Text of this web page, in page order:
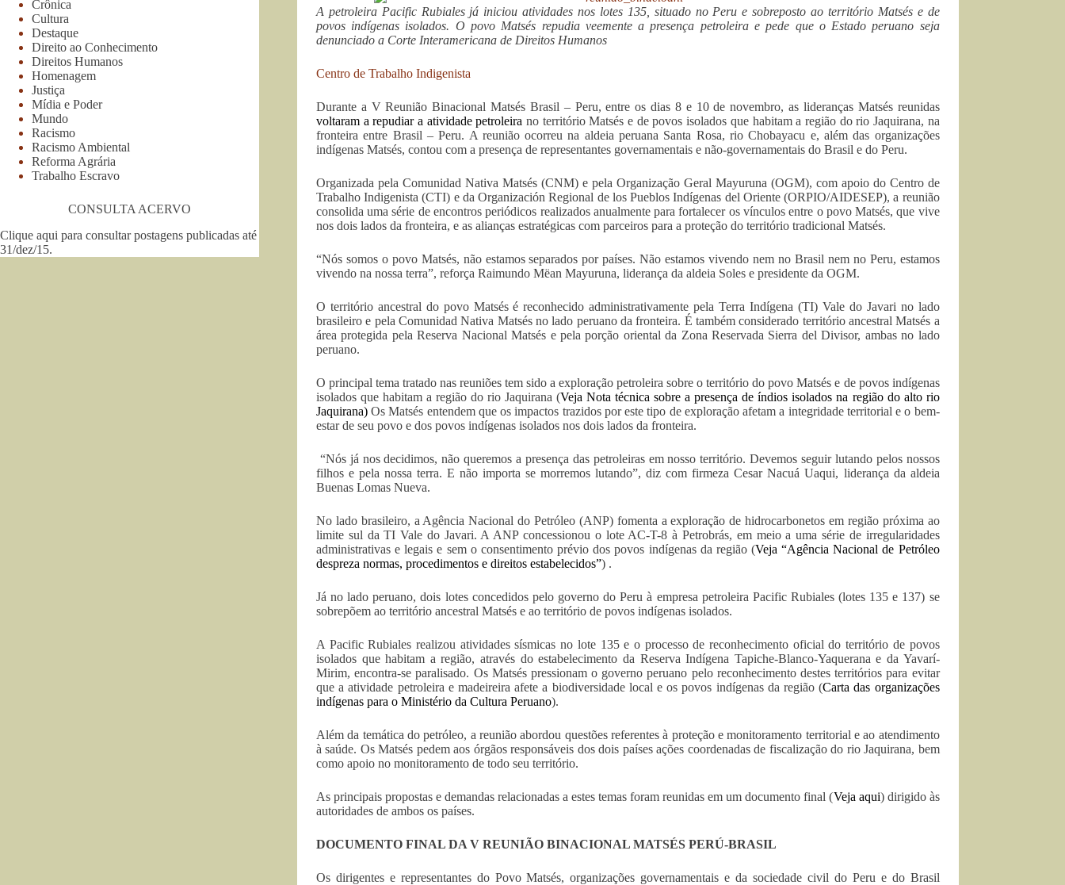
A petroleira Pacific Rubiales já iniciou atividades nos lotes135, situado no Peru e sobreposto ao território Matsés e de
povos indígenas isolados. O povo Matsés repudia veemente a presença petroleira e pede que o Estado peruano seja
denunciado a Corte Interamericana de Direitos Humanos
Centro de Trabalho Indigenista
Durante a V Reunião Binacional Matsés Brasil – Peru, entre os dias 8 e 10 de novembro, as lideranças Matsés reunidas
voltaram a repudiar a atividade petroleira no território Matsés e de povos isolados que habitam a região do rio Jaquirana, na
fronteira entre Brasil – Peru. A reunião ocorreu na aldeia peruana Santa Rosa, rio Chobayacu e, além das organizações
indígenas Matsés, contou com a presença de representantes governamentais e não-governamentais do Brasil e do Peru.
Organizada pela Comunidad Nativa Matsés (CNM) e pela Organização Geral Mayuruna (OGM), com apoio do Centro de
Trabalho Indigenista (CTI) e da Organización Regional de los Pueblos Indígenas del Oriente (ORPIO/AIDESEP), a reunião
consolida uma série de encontros periódicos realizados anualmente para fortalecer os vínculos entre o povo Matsés, que vive
nos dois lados da fronteira, e as alianças estratégicas com parceiros para a proteção do território tradicional Matsés.
“Nós somos o povo Matsés, não estamos separados por países. Não estamos vivendo nem no Brasil nem no Peru, estamos
vivendo na nossa terra”, reforça Raimundo Mëan Mayuruna, liderança da aldeia Soles e presidente da OGM.
O território ancestral do povo Matsés é reconhecido administrativamente pela Terra Indígena (TI) Vale do Javari no lado
brasileiro e pela Comunidad Nativa Matsés no lado peruano da fronteira. É também considerado território ancestral Matsés a
área protegida pela Reserva Nacional Matsés e pela porção oriental da Zona Reservada Sierra del Divisor, ambas no lado
peruano.
O principal tema tratado nas reuniões tem sido a exploração petroleira sobre o território do povo Matsés e de povos indígenas
isolados que habitam a região do rio Jaquirana (Veja Nota técnica sobre a presença de índios isolados na região do alto rio
Jaquirana)Os Matsés entendem que os impactos trazidos por este tipo de exploração afetam a integridade territorial e o bem-
estar de seu povo e dos povos indígenas isolados nos dois lados da fronteira.
“Nós já nos decidimos, não queremos a presença das petroleiras em nosso território. Devemos seguir lutando pelos nossos
filhos e pela nossa terra. E não importa se morremos lutando”, diz com firmeza Cesar Nacuá Uaqui, liderança da aldeia
Buenas Lomas Nueva.
No lado brasileiro, a Agência Nacional do Petróleo (ANP) fomenta a exploração de hidrocarbonetos em região próxima ao
limite sul da TI Vale do Javari. A ANP concessionou o lote AC-T-8 à Petrobrás, em meio a uma série de irregularidades
administrativas e legais e sem o consentimento prévio dos povos indígenas da região (Veja “Agência Nacional de Petróleo
despreza normas, procedimentos e direitos estabelecidos”) .
Já no lado peruano, dois lotes concedidos pelo governo do Peru à empresa petroleira Pacific Rubiales (lotes 135 e 137) se
sobrepõem ao território ancestral Matsés e ao território de povos indígenas isolados.
A Pacific Rubiales realizou atividades sísmicas no lote 135e o processo de reconhecimento oficial do território de povos
isolados que habitam a região, através do estabelecimento da Reserva Indígena Tapiche-Blanco-Yaquerana e da Yavarí-
Mirim, encontra-se paralisado. Os Matsés pressionam o governo peruano pelo reconhecimento destes territórios para evitar
que a atividade petroleira e madeireira afete a biodiversidade local e os povos indígenas da região (Carta das organizações
indígenas para o Ministério da Cultura Peruano).
Além da temática do petróleo, a reunião abordou questões referentes à proteção e monitoramento territorial e ao atendimento
à saúde. Os Matsés pedem aos órgãos responsáveis dos dois países ações coordenadas de fiscalização do rio Jaquirana, bem
como apoio no monitoramento de todo seu território.
As principais propostas e demandas relacionadas a estes temas foram reunidas em um documento final (Veja aqui) dirigido às
autoridades de ambos os países.
DOCUMENTO FINAL DA V REUNIÃO BINACIONAL MATSÉS PERÚ-BRASIL
Os dirigentes e representantes do Povo Matsés, organizações governamentais e da sociedade civil do Peru e do Brasil
Crônica
Cultura
Destaque
Direito ao Conhecimento
Direitos Humanos
Homenagem
Justiça
Mídia e Poder
Mundo
Racismo
Racismo Ambiental
Reforma Agrária
Trabalho Escravo
CONSULTA ACERVO
Clique aqui para consultar postagens publicadas até
31/dez/15.